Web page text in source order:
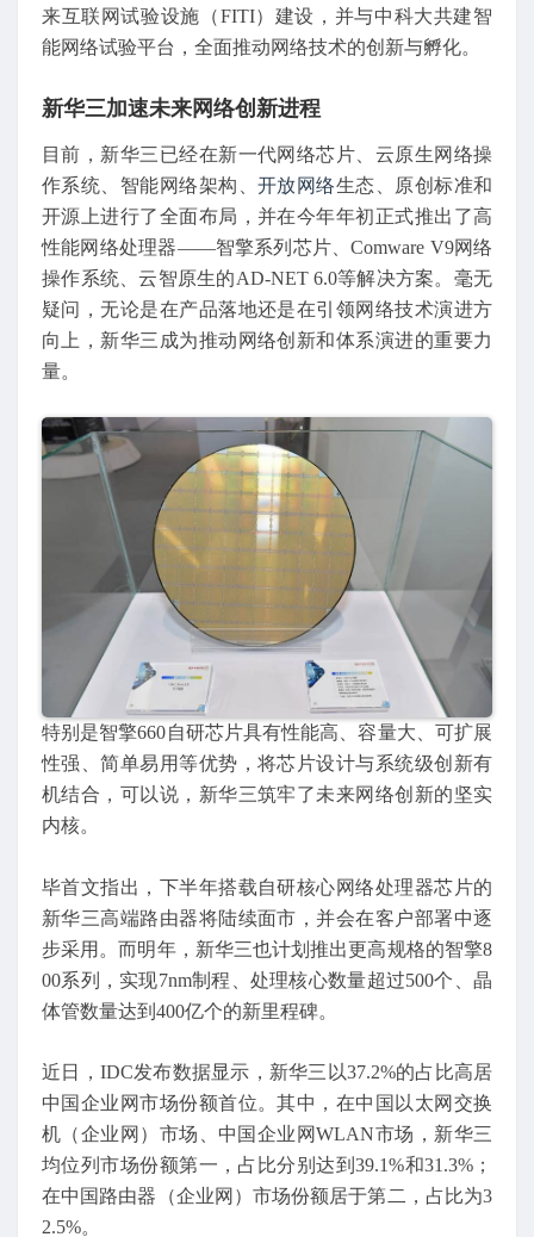
来互联网试验设施（FITI）建设，并与中科大共建智
能网络试验平台，全面推动网络技术的创新与孵化。
新华三加速未来网络创新进程
目前，新华三已经在新一代网络芯片、云原生网络操
作系统、智能网络架构、 开放网络生态、原创标准和
开源上进行了全面布局，并在今年年初正式推出了高
性能网络处理器——智擎系列芯片、Comware V9网络
操作系统、云智原生的AD-NET 6.0等解决方案。毫无
疑问，无论是在产品落地还是在引领网络技术演进方
向上，新华三成为推动网络创新和体系演进的重要力
量。
特别是智擎660自研芯片具有性能高、容量大、可扩展
性强、简单易用等优势，将芯片设计与系统级创新有
机结合，可以说，新华三筑牢了未来网络创新的坚实
内核。
毕首文指出，下半年搭载自研核心网络处理器芯片的
新华三高端路由器将陆续面市，并会在客户部署中逐
步采用。而明年，新华三也计划推出更高规格的智擎8
00系列，实现7nm制程、处理核心数量超过500个、晶
体管数量达到400亿个的新里程碑。
近日，IDC发布数据显示，新华三以37.2%的占比高居
中国企业网市场份额首位。其中，在中国以太网交换
机（企业网）市场、中国企业网WLAN市场，新华三
均位列市场份额第一，占比分别达到39.1%和31.3%；
在中国路由器（企业网）市场份额居于第二，占比为3
2.5%。